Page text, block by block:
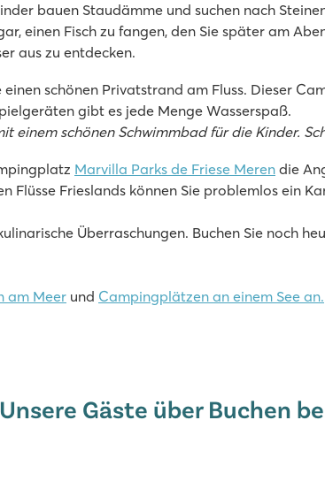
bauen Staudämme und suchen nach
einen Fisch zu fangen, den Sie später am
aus zu entdecken.
einen schönen Privatstrand am Fluss. Dieser
gibt es jede Menge Wasserspaß.
einem schönen Schwimmbad für die Kinder.
Marvilla Parks de Friese Meren die
Flüsse Frieslands können Sie problemlos ein
Überraschungen. Buchen Sie noch
am Meer und Campingplätzen an einem See an.
Unsere Gäste über Buchen